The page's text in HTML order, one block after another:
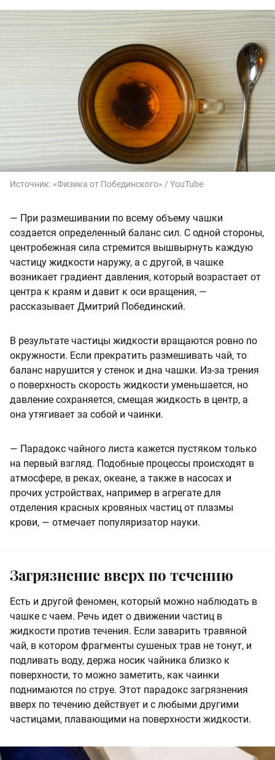
Источник: «Физика от Побединского» / YouTube
— При размешивании по всему объему чашки
создается определенный баланс сил. С одной стороны,
центробежная сила стремится вышвырнуть каждую
частицу жидкости наружу, а с другой, в чашке
возникает градиент давления, который возрастает от
центра к краям и давит к оси вращения, —
рассказывает Дмитрий Побединский.
В результате частицы жидкости вращаются ровно по
окружности. Если прекратить размешивать чай, то
баланс нарушится у стенок и дна чашки. Из-за трения
о поверхность скорость жидкости уменьшается, но
давление сохраняется, смещая жидкость в центр, а
она утягивает за собой и чаинки.
— Парадокс чайного листа кажется пустяком только
на первый взгляд. Подобные процессы происходят в
атмосфере, в реках, океане, а также в насосах и
прочих устройствах, например в агрегате для
отделения красных кровяных частиц от плазмы
крови, — отмечает популяризатор науки.
Загрязнение вверх по течению
Есть и другой феномен, который можно наблюдать в
чашке с чаем. Речь идет о движении частиц в
жидкости против течения. Если заварить травяной
чай, в котором фрагменты сушеных трав не тонут, и
подливать воду, держа носик чайника близко к
поверхности, то можно заметить, как чаинки
поднимаются по струе. Этот парадокс загрязнения
вверх по течению действует и с любыми другими
частицами, плавающими на поверхности жидкости.